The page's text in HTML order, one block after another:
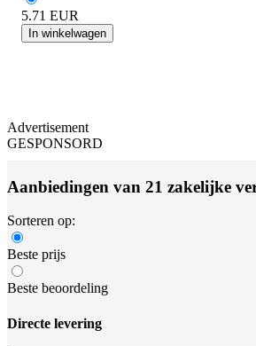
5.71 EUR
In winkelwagen
Advertisement
GESPONSORD
Aanbiedingen van 21 zakelijke
Sorteren op:
Beste prijs
Beste beoordeling
Directe levering